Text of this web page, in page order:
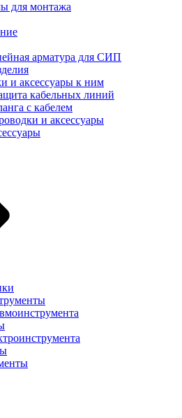
для монтажа
арматура для СИП
и аксессуары к ним
кабельных линий
с кабелем
и аксессуары